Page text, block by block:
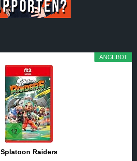
ANGEBOT
Splatoon Raiders